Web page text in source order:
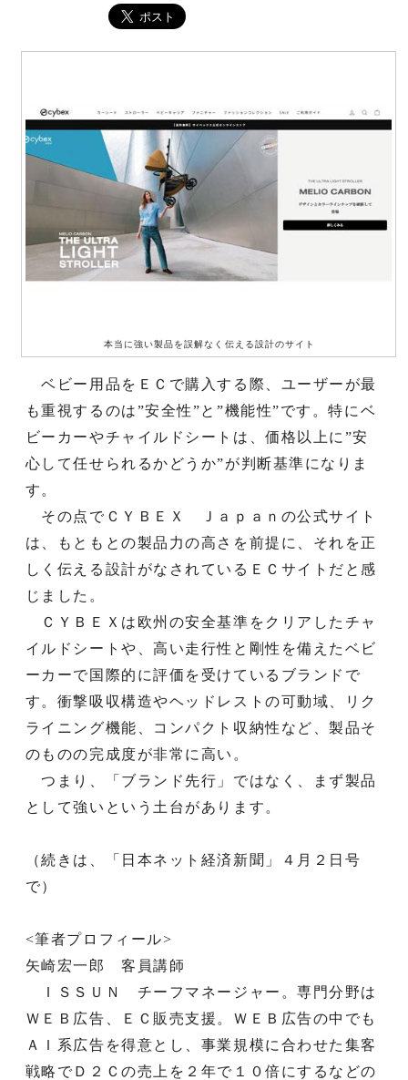
本当に強い製品を誤解なく伝える設計のサイト
ベビー用品をＥＣで購入する際、ユーザーが最
も重視するのは”安全性”と”機能性”です。特にベ
ビーカーやチャイルドシートは、価格以上に”安
心して任せられるかどうか”が判断基準になりま
す。
その点でＣＹＢＥＸ Ｊａｐａｎの公式サイト
は、もともとの製品力の高さを前提に、それを正
しく伝える設計がなされているＥＣサイトだと感
じました。
ＣＹＢＥＸは欧州の安全基準をクリアしたチャ
イルドシートや、高い走行性と剛性を備えたベビ
ーカーで国際的に評価を受けているブランドで
す。衝撃吸収構造やヘッドレストの可動域、リク
ライニング機能、コンパクト収納性など、製品そ
のものの完成度が非常に高い。
つまり、「ブランド先行」ではなく、まず製品
として強いという土台があります。
（続きは、「日本ネット経済新聞」４月２日号
で）
<筆者プロフィール>
矢崎宏一郎 客員講師
ＩＳＳＵＮ チーフマネージャー。専門分野は
ＷＥＢ広告、ＥＣ販売支援。ＷＥＢ広告の中でも
ＡＩ系広告を得意とし、事業規模に合わせた集客
戦略でＤ２Ｃの売上を２年で１０倍にするなどの